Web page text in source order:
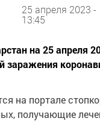
25 апреля 2023 -
13:45
на 25 апреля
заражения
на портале
получающие